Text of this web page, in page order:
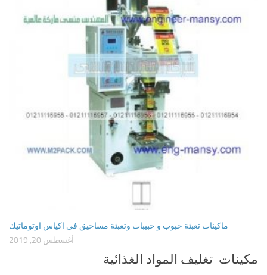
ماكينات تعبئة حبوب و حبيبات وتعبئة مساحيق في اكياس اوتوماتيك
أغسطس 20, 2019
مكينات تغليف المواد الغذائية